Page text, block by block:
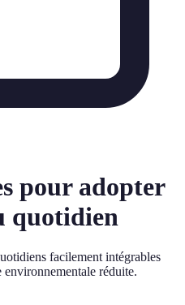
pour adopter
quotidien
facilement intégrables
réduite.